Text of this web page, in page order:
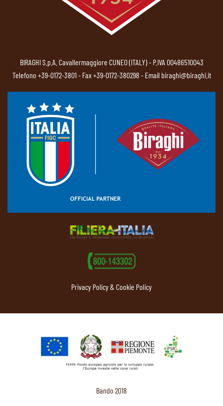
BIRAGHI S.p.A. Cavallermaggiore CUNEO (ITALY) - P.IVA 00486510043
Telefono +39-0172-3801- Fax +39-0172-380298 - Email biraghi@biraghi.it
Privacy Policy & Cookie Policy
Bando 2018